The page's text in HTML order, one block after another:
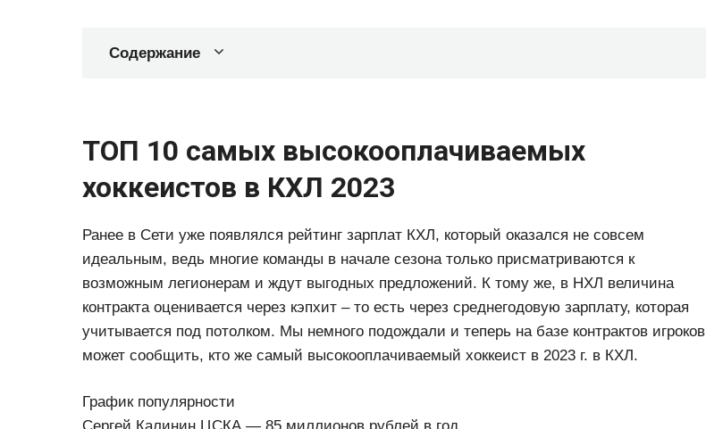
Содержание
ТОП 10 самых высокооплачиваемых
хоккеистов в КХЛ 2023
Ранее в Сети уже появлялся рейтинг зарплат КХЛ, который оказался не совсем
идеальным, ведь многие команды в начале сезона только присматриваются к
возможным легионерам и ждут выгодных предложений. К тому же, в НХЛ величина
контракта оценивается через кэпхит – то есть через среднегодовую зарплату, которая
учитывается под потолком. Мы немного подождали и теперь на базе контрактов игроков
может сообщить, кто же самый высокооплачиваемый хоккеист в 2023 г. в КХЛ.
График популярности